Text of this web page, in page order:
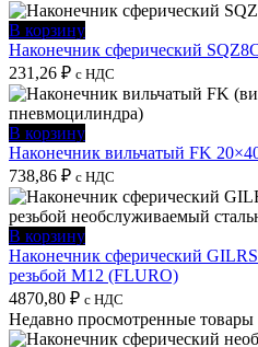
В корзину
Наконечник сферический
231,26 ₽ с НДС
В корзину
Наконечник вильчатый FK
738,86 ₽ с НДС
В корзину
Наконечник сферический
резьбой M12 (FLURO)
4870,80 ₽ с НДС
Недавно просмотренные товары